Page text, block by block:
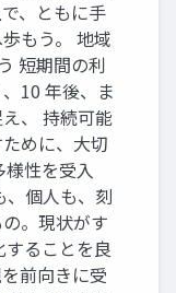
、ともに手
もう。 地域
短期間の利
10 年後、ま
、 持続可能
めに、大切
性を受入
、個人も、刻
。現状がす
することを良
前向きに受